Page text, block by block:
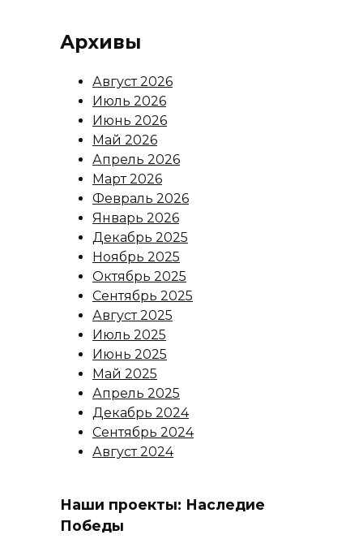
Архивы
Август 2026
Июль 2026
Июнь 2026
Май 2026
Апрель 2026
Март 2026
Февраль 2026
Январь 2026
Декабрь 2025
Ноябрь 2025
Октябрь 2025
Сентябрь 2025
Август 2025
Июль 2025
Июнь 2025
Май 2025
Апрель 2025
Декабрь 2024
Сентябрь 2024
Август 2024
Наши проекты: Наследие
Победы